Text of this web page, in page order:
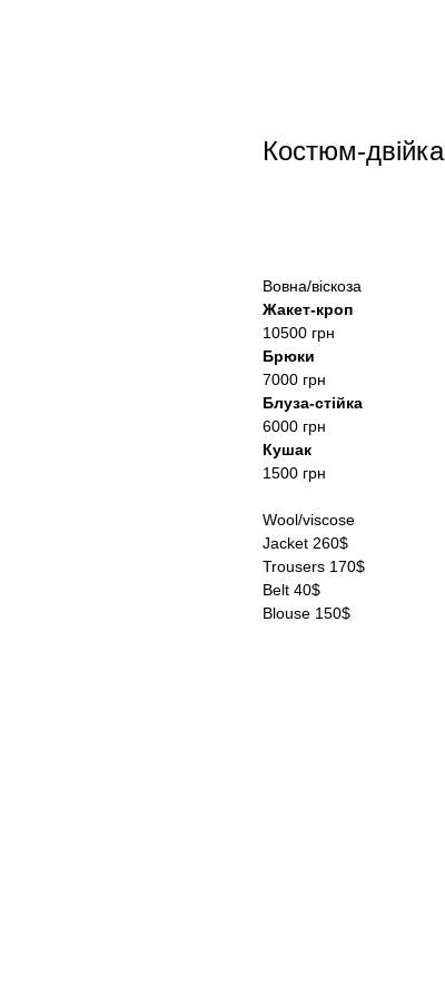
Костюм-двійка
Вовна/віскоза
Жакет-кроп
10500 грн
Брюки
7000 грн
Блуза-стійка
6000 грн
Кушак
1500 грн
Wool/viscose
Jacket 260$
Trousers 170$
Belt 40$
Blouse 150$